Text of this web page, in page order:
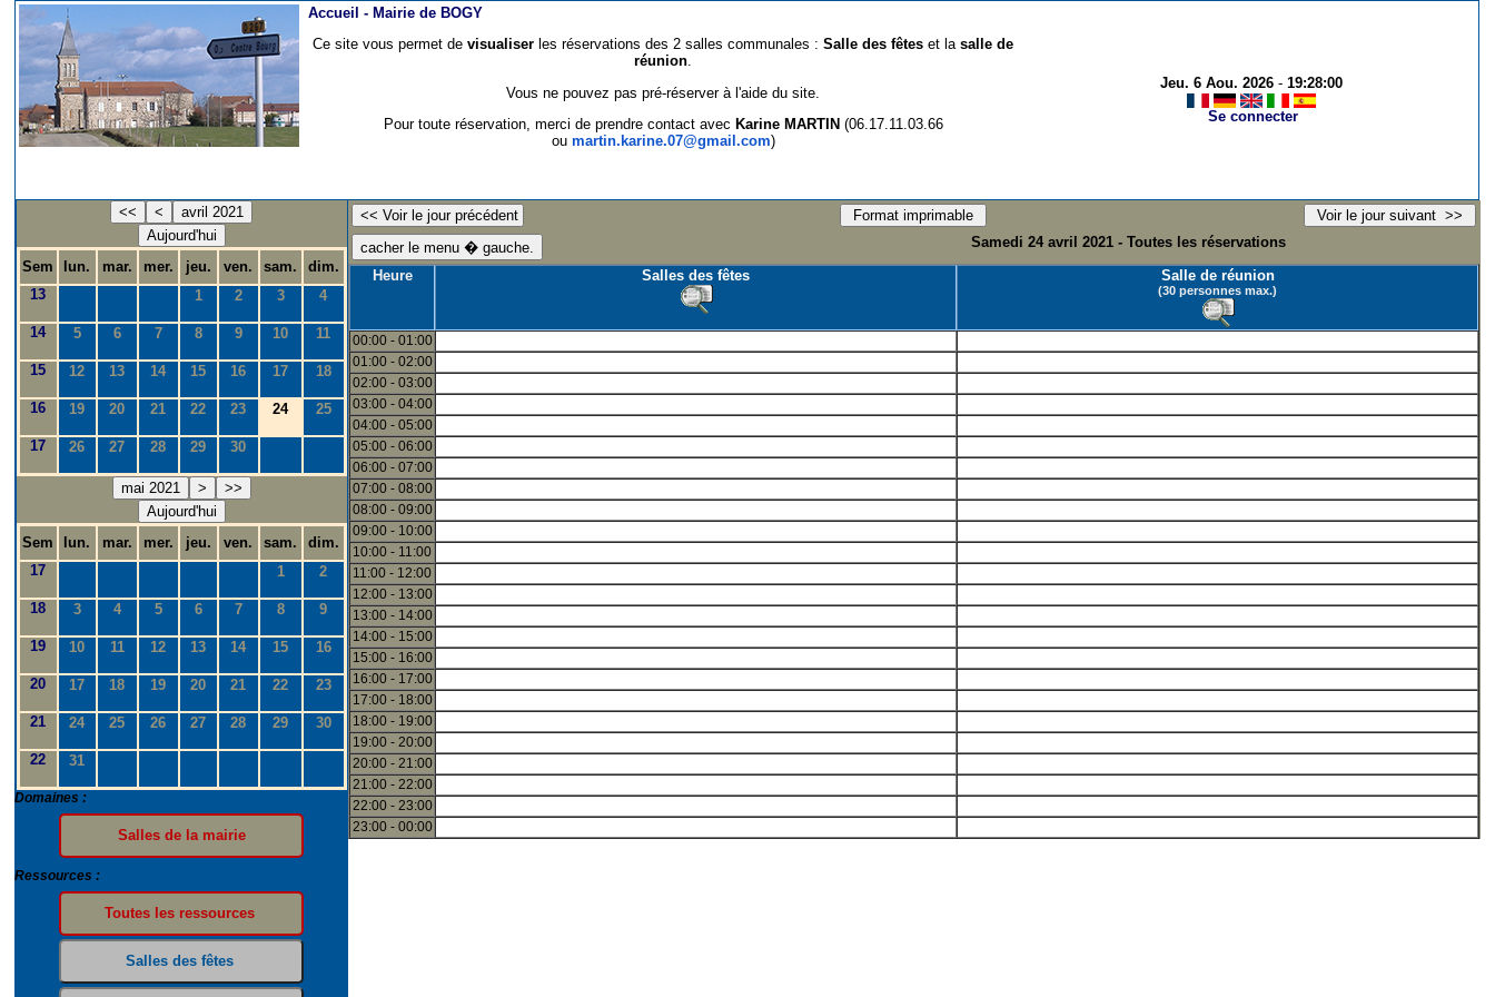
Accueil - Mairie de BOGY
Ce site vous permet devisualiser les réservations des 2 salles communales :Salle des fêtes et lasalle de
réunion.
Vous ne pouvez pas pré-réserver à l'aide du site.
Pour toute réservation, merci de prendre contact avec Karine MARTIN (06.17.11.03.66
ou martin.karine.07@gmail.com)
Jeu. 6 Aou. 2026- 19:28:00
Se connecter
<< <
avril 2021
Aujourd'hui
Sem
lun. mar. mer. jeu. ven. sam.
dim.
13
1 2 3 4
14 5 6 7 8 9 10 11
15 12 13 14 15 16 17 18
16 19 20 21 22 23 24 25
17 26 27 28 29 30
mai 2021 >
>>
Aujourd'hui
Sem
lun. mar. mer. jeu. ven. sam.
dim.
17
1 2
18 3 4 5 6 7 8 9
19 10 11 12 13 14 15 16
20 17 18 19 20 21 22 23
21 24 25 26 27 28 29 30
22 31
Domaines :
Ressources :
Samedi 24 avril 2021 - Toutes les réservations
Heure
Salles des fêtes Salle de réunion
(30 personnes max.)
00:00 - 01:00
01:00 - 02:00
02:00 - 03:00
03:00 - 04:00
04:00 - 05:00
05:00 - 06:00
06:00 - 07:00
07:00 - 08:00
08:00 - 09:00
09:00 - 10:00
10:00 - 11:00
11:00 - 12:00
12:00 - 13:00
13:00 - 14:00
14:00 - 15:00
15:00 - 16:00
16:00 - 17:00
17:00 - 18:00
18:00 - 19:00
19:00 - 20:00
20:00 - 21:00
21:00 - 22:00
22:00 - 23:00
23:00 - 00:00